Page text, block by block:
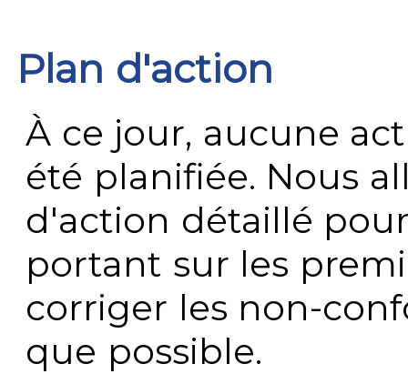
Plan d'action
À ce jour, aucune
été planifiée. Nous
d'action détaillé
portant sur les
corriger les non-
que possible.